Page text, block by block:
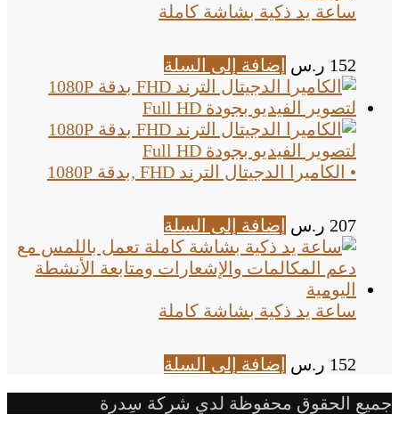
ساعة يد ذكية بشاشة كاملة
152 ر.س إضافة إلى السلة
• الكاميرا الدجيتال الترند FHD ,بدقة 1080P
207 ر.س إضافة إلى السلة
ساعة يد ذكية بشاشة كاملة
152 ر.س إضافة إلى السلة
جميع الحقوق محفوظة لدي شركة سِدرة